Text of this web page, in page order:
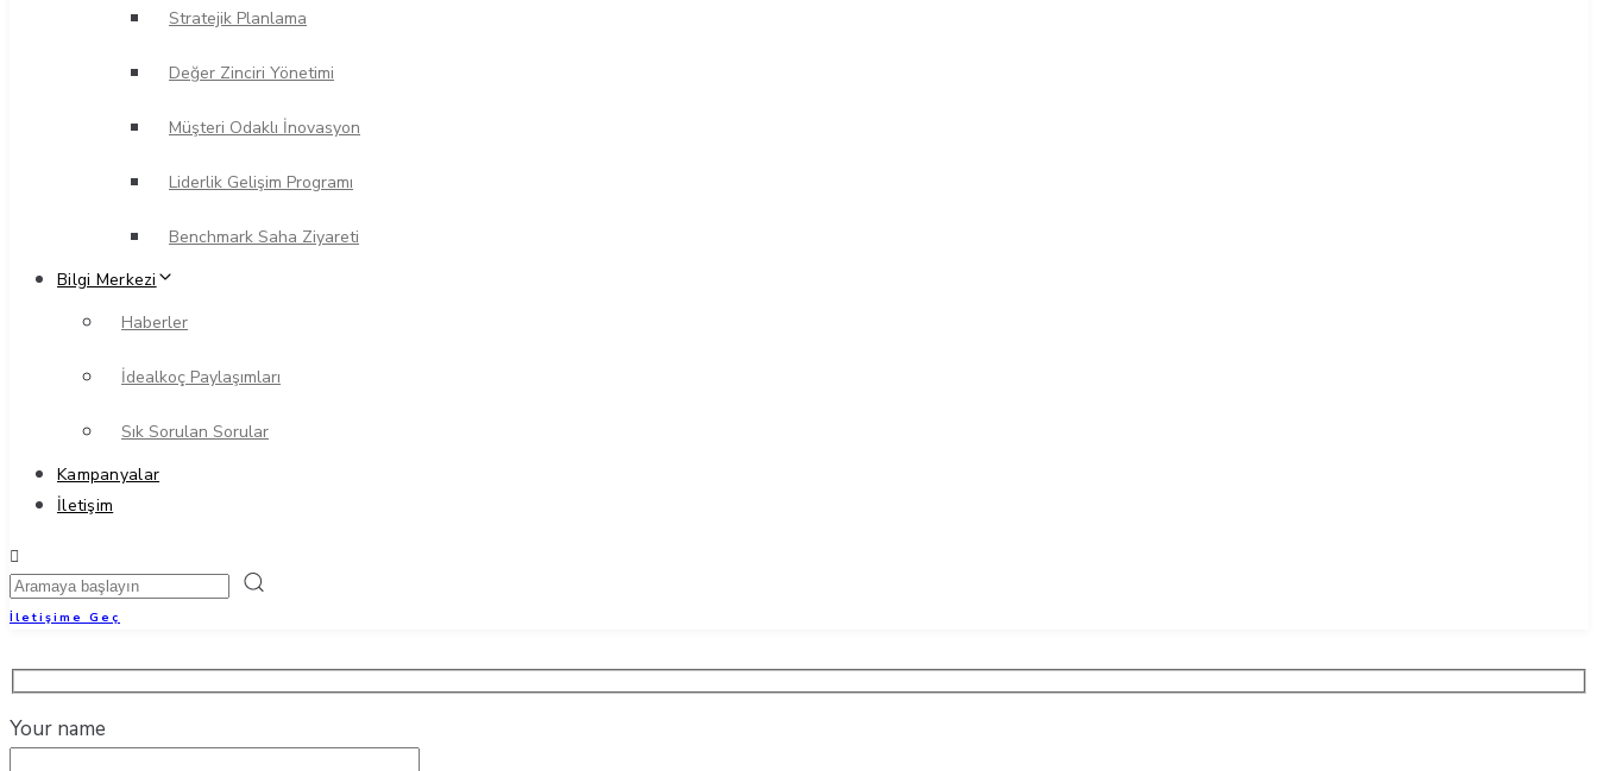
Stratejik Planlama
Değer Zinciri Yönetimi
Müşteri Odaklı İnovasyon
Liderlik Gelişim Programı
Benchmark Saha Ziyareti
Bilgi Merkezi
Haberler
İdealkoç Paylaşımları
Sık Sorulan Sorular
Kampanyalar
İletişim
İletişime Geç
Your name